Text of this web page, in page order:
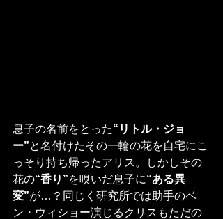
息子の名前をとった“リトル・ジョ
ー”と名付けたその一輪の花を自宅にこ
っそり持ち帰ったアリス。しかしその
花の“香り”を嗅いだ息子に“ある異
変”が…？同じく研究所では助手のベ
ン・ウィショー演じるクリスもただの